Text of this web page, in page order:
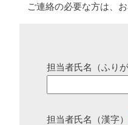
ご連絡の必要な方は、
担当者氏名（ふりが
担当者氏名（漢字）